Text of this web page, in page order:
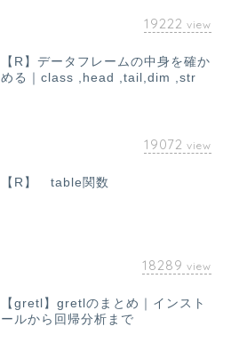
19222 view
【R】データフレームの中身を確か
める｜class ,head ,tail,dim ,str
19072 view
【R】 table関数
18289 view
【gretl】gretlのまとめ｜インスト
ールから回帰分析まで